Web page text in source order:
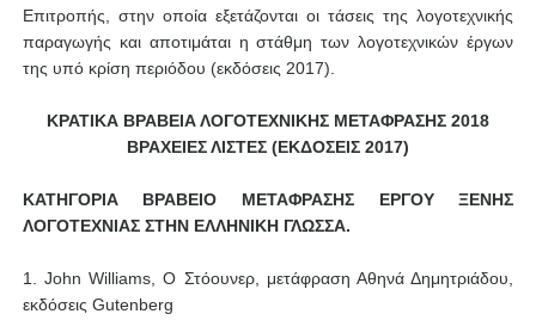
Επιτροπής, στην οποία εξετάζονται οι τάσεις της λογοτεχνικής
παραγωγής και αποτιμάται η στάθμη των λογοτεχνικών έργων
της υπό κρίση περιόδου (εκδόσεις 2017).
ΚΡΑΤΙΚΑ ΒΡΑΒΕΙΑ ΛΟΓΟΤΕΧΝΙΚΗΣ ΜΕΤΑΦΡΑΣΗΣ 2018
ΒΡΑΧΕΙΕΣ ΛΙΣΤΕΣ (ΕΚΔΟΣΕΙΣ 2017)
ΚΑΤΗΓΟΡΙΑ ΒΡΑΒΕΙΟ ΜΕΤΑΦΡΑΣΗΣ ΕΡΓΟΥ ΞΕΝΗΣ
ΛΟΓΟΤΕΧΝΙΑΣ ΣΤΗΝ ΕΛΛΗΝΙΚΗ ΓΛΩΣΣΑ.
1. John Williams, O Στόουνερ, μετάφραση Αθηνά Δημητριάδου,
εκδόσεις Gutenberg